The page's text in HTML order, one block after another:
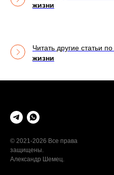
жизни
Читать другие статьи по
жизни
© 2021-2026 Все права
защищены.
Александр Шемец.